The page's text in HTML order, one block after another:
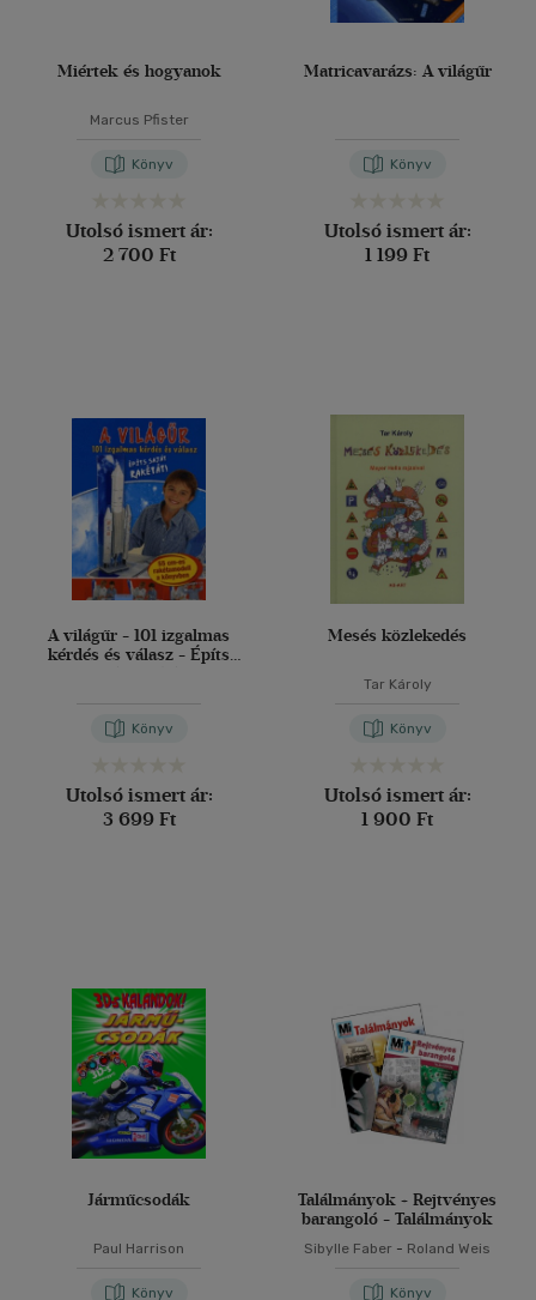
Miértek és hogyanok
Marcus Pfister
Könyv
Utolsó ismert ár:
2 700 Ft
Matricavarázs: A világűr
Könyv
Utolsó ismert ár:
1 199 Ft
A világűr - 101 izgalmas
kérdés és válasz - Építs
Könyv
Utolsó ismert ár:
3 699 Ft
Mesés közlekedés
Tar Károly
Könyv
Utolsó ismert ár:
1 900 Ft
Járműcsodák
Paul Harrison
Könyv
Találmányok + Rejtvényes
barangoló - Találmányok
Sibylle Faber - Roland Weis
Könyv